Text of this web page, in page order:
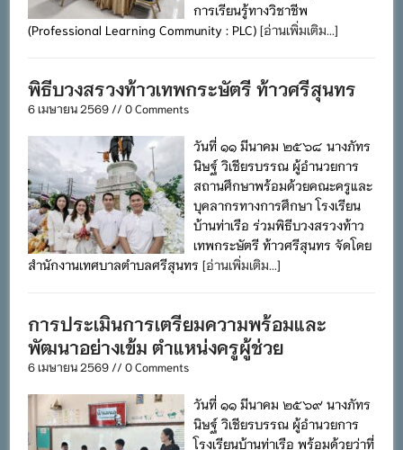
การเรียนรู้ทางวิชาชีพ
(Professional Learning Community : PLC)[อ่านเพิ่มเติม...]
พิธีบวงสรวงท้าวเทพกระษัตรี ท้าวศรีสุนทร
6 เมษายน 2569 // 0 Comments
วันที่ ๑๑ มีนาคม ๒๕๖๘ นางภัทร
นิษฐ์ วิเชียรบรรณ ผู้อำนวยการ
สถานศึกษาพร้อมด้วยคณะครูและ
บุคลากรทางการศึกษา โรงเรียน
บ้านท่าเรือ ร่วมพิธีบวงสรวงท้าว
เทพกระษัตรี ท้าวศรีสุนทร จัดโดย
สำนักงานเทศบาลตำบลศรีสุนทร[อ่านเพิ่มเติม...]
การประเมินการเตรียมความพร้อมและ
พัฒนาอย่างเข้ม ตำแหน่งครูผู้ช่วย
6 เมษายน 2569 // 0 Comments
วันที่ ๑๑ มีนาคม ๒๕๖๙ นางภัทร
นิษฐ์ วิเชียรบรรณ ผู้อำนวยการ
โรงเรียนบ้านท่าเรือ พร้อมด้วยว่าที่